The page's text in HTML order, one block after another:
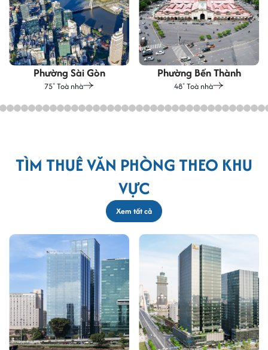
Phường Sài Gòn
75+ Toà nhà
Phường Bến Thành
48+ Toà nhà
TÌM THUÊ VĂN PHÒNG THEO KHU
VỰC
Xem tất cả